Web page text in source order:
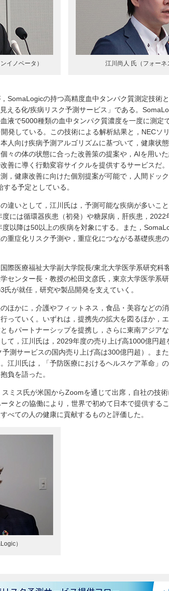
イノベータ） 江川尚人 氏（フォーネ
SomaLogicの持つ高精度血中タンパク質測定技術
える化/疾病リスク予測サービス」である。
液で5000種類の血中タンパク質濃度を一度に測定
発している。この技術による解析結果と，NECソ
人向け疾病予測アルゴリズムに基づいて，健康状
々の体の状態に合った改善策の提案や，AIを用い
善に導く行動変容サイクルを提供するサービスだ
，健康改善に向けた個別提案が可能で，人間ドッ
る予定としている。
違いとして，江川氏は，予測可能な疾病が多いこ
度には循環器疾患（初発）や糖尿病，肝疾患，
以降は50以上の疾病を対象にする。また，
重症化リスク予測や，重症化につながる基礎疾患
際医療福祉大学副大学院長/東北大学医学系研究科
センター長・教授の松田文彦氏，東京大学医学系
が就任，研究や製品開発を支えていく。
ほかに，介護やフィットネス，食品・美容などの
っていく。いずれは，提携先の拡大を図るほか，
もパートナーシップを提携し，さらに東南アジア
て，江川氏は，2029年度の売り上げ高1000億円超
測サービスの国内売り上げ高は300億円超）。ま
江川氏は，「予防医療におけるヘルスケア革命」
負を語った。
ミス氏が米国からZoomを通じて出席，自社の技
タとの協働により，世界で初めて日本で提供する
べての人の健康に貢献するものと評価した。
）